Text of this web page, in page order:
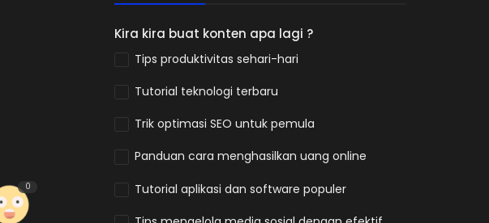
0
Kira kira buat konten apa lagi ?
Tips produktivitas sehari-hari
Tutorial teknologi terbaru
Trik optimasi SEO untuk pemula
Panduan cara menghasilkan uang online
Tutorial aplikasi dan software populer